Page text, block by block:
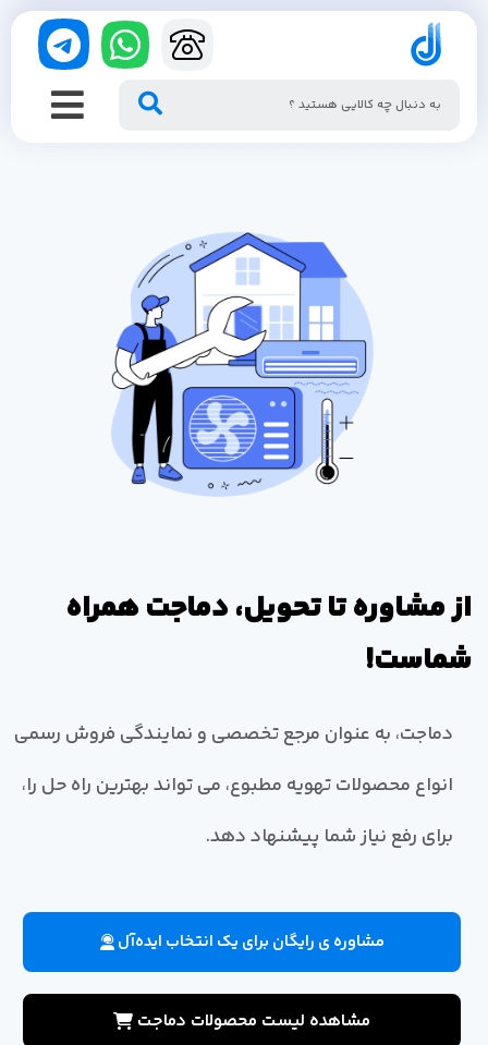
از مشاوره تا تحویل، دماجت همراه
شماست!
دماجت، به عنوان مرجع تخصصی و نمایندگی فروش رسمی
انواع محصولات تهویه مطبوع، می تواند بهترین راه حل را،
برای رفع نیاز شما پیشنهاد دهد.
مشاوره ی رایگان برای یک انتخاب ایده‌آل
مشاهده لیست محصولات دماجت